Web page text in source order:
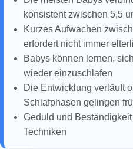
konsistent zwischen 5,5
Kurzes Aufwachen
erfordert nicht immer
Babys können lernen,
wieder einzuschlafen
Die Entwicklung verläuft
Schlafphasen gelingen
Geduld und
Techniken